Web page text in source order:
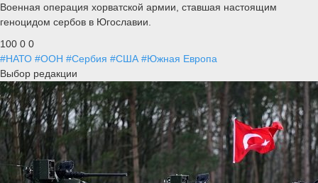
Военная операция хорватской армии, ставшая настоящим
геноцидом сербов в Югославии.
100 0 0
#НАТО #ООН #Сербия #США #Южная Европа
Выбор редакции